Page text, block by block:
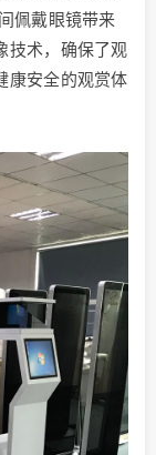
佩戴眼镜带来
技术，确保了观
康安全的观赏体